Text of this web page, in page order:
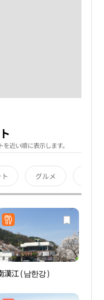
近い順に表示します。
グルメ
漢江 ( 남한강 )